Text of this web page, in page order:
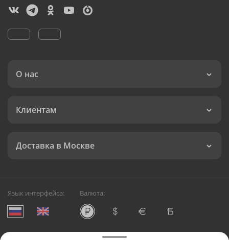
О нас
Клиентам
Доставка в Москве
Язык интерфейса: Валюта: